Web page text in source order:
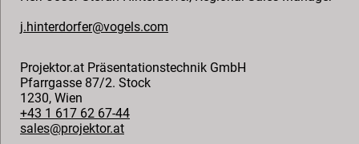
j.hinterdorfer@vogels.com
Projektor.at Präsentationstechnik GmbH
Pfarrgasse 87/2. Stock
1230, Wien
+43 1 617 62 67-44
sales@projektor.at